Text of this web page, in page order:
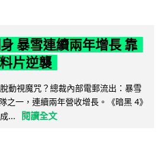
暴雪連續兩年增長 靠
片逆襲
動視魔咒？總裁內部電郵流出：暴雪
之一，連續兩年營收增長。《暗黑 4》
...
閱讀全文